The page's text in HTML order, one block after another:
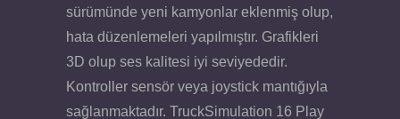
sürümünde yeni kamyonlar eklenmiş olup,
hata düzenlemeleri yapılmıştır. Grafikleri
3D olup ses kalitesi iyi seviyededir.
Kontroller sensör veya joystick mantığıyla
sağlanmaktadır. TruckSimulation 16 Play